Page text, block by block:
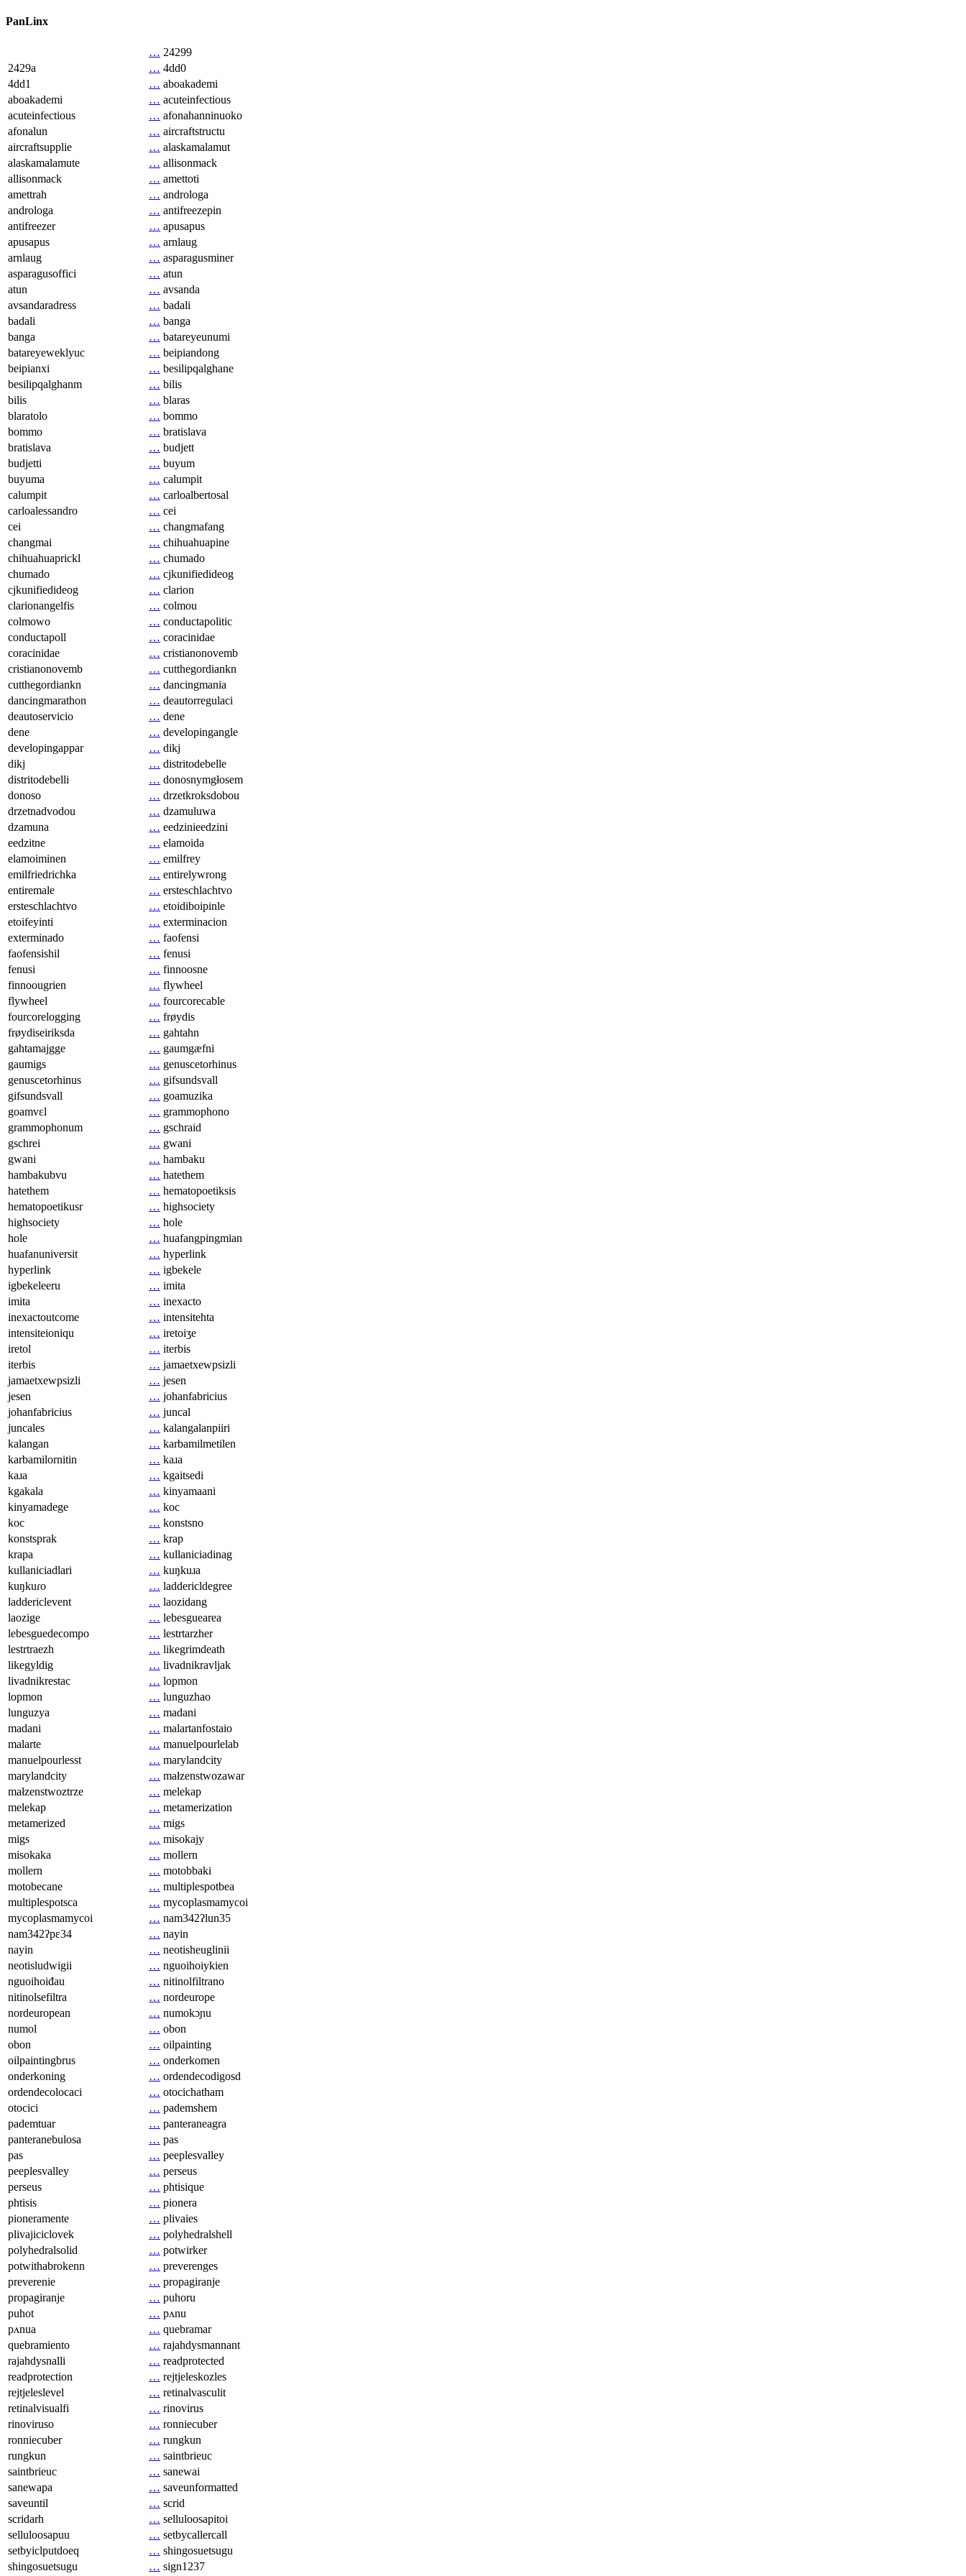
PanLinx
… 24299
2429a
… 4dd0
4dd1
… aboakademi
aboakademi
… acuteinfectious
acuteinfectious
… afonahanninuoko
afonalun
… aircraftstructu
aircraftsupplie
… alaskamalamut
alaskamalamute
… allisonmack
allisonmack
… amettoti
amettrah
… androloga
androloga
… antifreezepin
antifreezer
… apusapus
apusapus
… arnlaug
arnlaug
… asparagusminer
asparagusoffici
… atun
atun
… avsanda
avsandaradress
… badali
badali
… banga
banga
… batareyeunumi
batareyeweklyuc
… beipiandong
beipianxi
… besilipqalghane
besilipqalghanm
… bilis
bilis
… blaras
blaratolo
… bommo
bommo
… bratislava
bratislava
… budjett
budjetti
… buyum
buyuma
… calumpit
calumpit
… carloalbertosal
carloalessandro
… cei
cei
… changmafang
changmai
… chihuahuapine
chihuahuaprickl
… chumado
chumado
… cjkunifiedideog
cjkunifiedideog
… clarion
clarionangelfis
… colmou
colmowo
… conductapolitic
conductapoll
… coracinidae
coracinidae
… cristianonovemb
cristianonovemb
… cutthegordiankn
cutthegordiankn
… dancingmania
dancingmarathon
… deautorregulaci
deautoservicio
… dene
dene
… developingangle
developingappar
… dikj
dikj
… distritodebelle
distritodebelli
… donosnymgłosem
donoso
… drzetkroksdobou
drzetnadvodou
… dzamuluwa
dzamuna
… eedzinieedzini
eedzitne
… elamoida
elamoiminen
… emilfrey
emilfriedrichka
… entirelywrong
entiremale
… ersteschlachtvo
ersteschlachtvo
… etoidiboipinle
etoifeyinti
… exterminacion
exterminado
… faofensi
faofensishil
… fenusi
fenusi
… finnoosne
finnoougrien
… flywheel
flywheel
… fourcorecable
fourcorelogging
… frøydis
frøydiseiriksda
… gahtahn
gahtamajgge
… gaumgæfni
gaumigs
… genuscetorhinus
genuscetorhinus
… gifsundsvall
gifsundsvall
… goamuzika
goamvɛl
… grammophono
grammophonum
… gschraid
gschrei
… gwani
gwani
… hambaku
hambakubvu
… hatethem
hatethem
… hematopoetiksis
hematopoetikusr
… highsociety
highsociety
… hole
hole
… huafangpingmian
huafanuniversit
… hyperlink
hyperlink
… igbekele
igbekeleeru
… imita
imita
… inexacto
inexactoutcome
… intensitehta
intensiteioniqu
… iretoiʒe
iretol
… iterbis
iterbis
… jamaetxewpsizli
jamaetxewpsizli
… jesen
jesen
… johanfabricius
johanfabricius
… juncal
juncales
… kalangalanpiiri
kalangan
… karbamilmetilen
karbamilornitin
… kaɹa
kaɹa
… kgaitsedi
kgakala
… kinyamaani
kinyamadege
… koc
koc
… konstsno
konstsprak
… krap
krapa
… kullaniciadinag
kullaniciadlari
… kuŋkuɹa
kuŋkuɾo
… laddericldegree
laddericlevent
… laozidang
laozige
… lebesguearea
lebesguedecompo
… lestrtarzher
lestrtraezh
… likegrimdeath
likegyldig
… livadnikravljak
livadnikrestac
… lopmon
lopmon
… lunguzhao
lunguzya
… madani
madani
… malartanfostaio
malarte
… manuelpourlelab
manuelpourlesst
… marylandcity
marylandcity
… małzenstwozawar
małzenstwoztrze
… melekap
melekap
… metamerization
metamerized
… migs
migs
… misokajy
misokaka
… mollern
mollern
… motobbaki
motobecane
… multiplespotbea
multiplespotsca
… mycoplasmamycoi
mycoplasmamycoi
… nam342ʔlun35
nam342ʔpɛ34
… nayin
nayin
… neotisheuglinii
neotisludwigii
… nguoihoiykien
nguoihoiđau
… nitinolfiltrano
nitinolsefiltra
… nordeurope
nordeuropean
… numokɔɲu
numol
… obon
obon
… oilpainting
oilpaintingbrus
… onderkomen
onderkoning
… ordendecodigosd
ordendecolocaci
… otocichatham
otocici
… pademshem
pademtuar
… panteraneagra
panteranebulosa
… pas
pas
… peeplesvalley
peeplesvalley
… perseus
perseus
… phtisique
phtisis
… pionera
pioneramente
… plivaies
plivajiciclovek
… polyhedralshell
polyhedralsolid
… potwirker
potwithabrokenn
… preverenges
preverenie
… propagiranje
propagiranje
… puhoru
puhot
… pʌnu
pʌnua
… quebramar
quebramiento
… rajahdysmannant
rajahdysnalli
… readprotected
readprotection
… rejtjeleskozles
rejtjeleslevel
… retinalvasculit
retinalvisualfi
… rinovirus
rinoviruso
… ronniecuber
ronniecuber
… rungkun
rungkun
… saintbrieuc
saintbrieuc
… sanewai
sanewapa
… saveunformatted
saveuntil
… scrid
scridarh
… selluloosapitoi
selluloosapuu
… setbycallercall
setbyiclputdoeq
… shingosuetsugu
shingosuetsugu
… sign1237